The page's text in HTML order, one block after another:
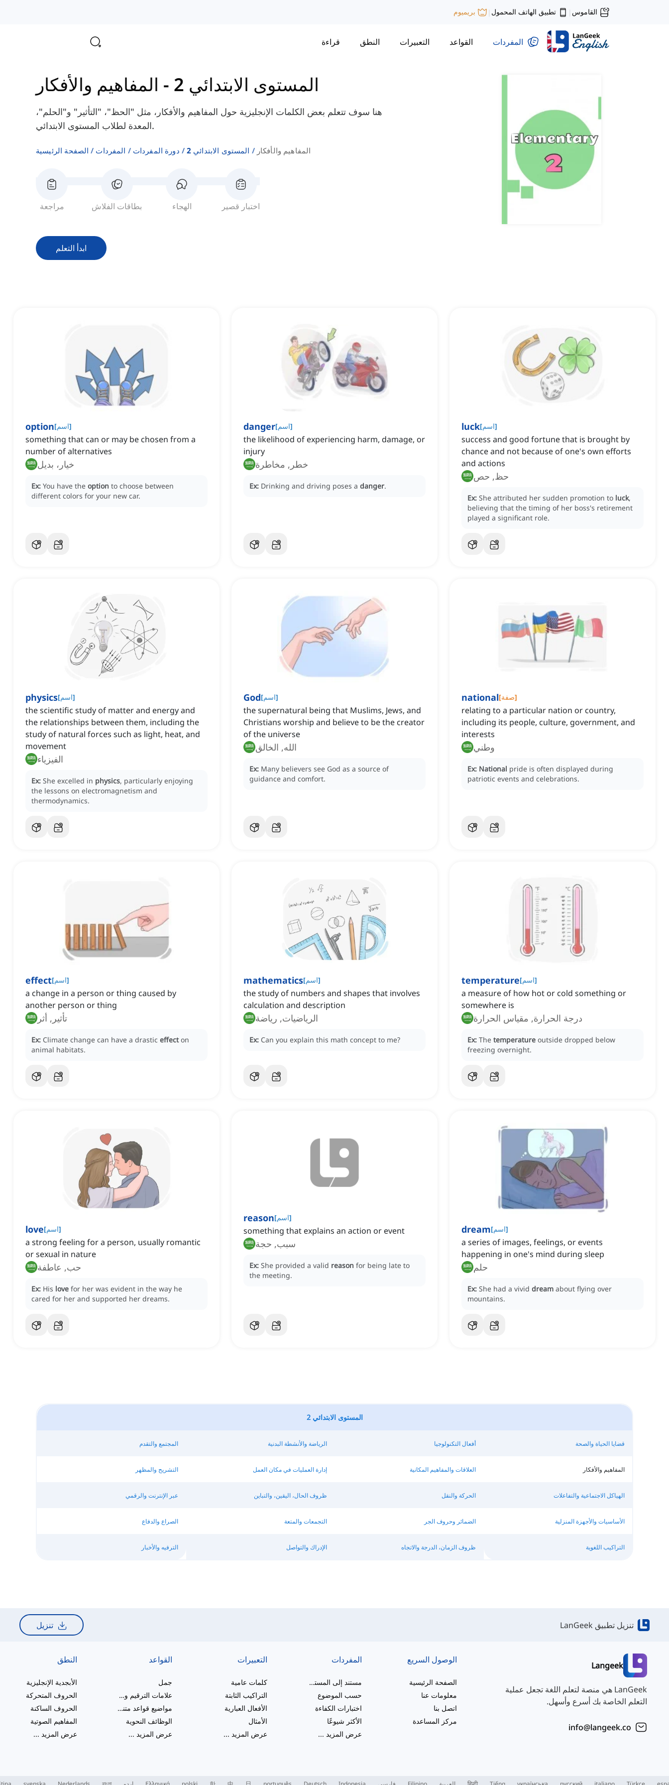
القاموس | تطبيق الهاتف المحمول | بريميوم
المفردات القواعد التعبيرات النطق قراءة
المستوى الابتدائي 2 - المفاهيم والأفكار
هنا سوف تتعلم بعض الكلمات الإنجليزية حول المفاهيم والأفكار، مثل "الحظ"، "التأثير" و"الحلم"،
المعدة لطلاب المستوى الابتدائي.
الصفحة الرئيسية المفردات دورة المفردات المستوى الابتدائي 2 المفاهيم والأفكار
مراجعة بطاقات الفلاش الهجاء اختبار قصير
ابدأ التعلم
option[اسم]
something that can or may be chosen from a
number of alternatives
خيار، بديل
Ex: You have the option to choose between
different colors for your new car.
danger[اسم]
the likelihood of experiencing harm, damage, or
injury
خطر, مخاطرة
Ex: Drinking and driving poses a danger.
luck[اسم]
success and good fortune that is brought by
chance and not because of one's own efforts
and actions
حظ, حص
Ex: She attributed her sudden promotion to luck,
believing that the timing of her boss's retirement
played a significant role.
physics[اسم]
the scientific study of matter and energy and
the relationships between them, including the
study of natural forces such as light, heat, and
movement
الفيزياء
Ex: She excelled in physics, particularly enjoying
the lessons on electromagnetism and
thermodynamics.
God[اسم]
the supernatural being that Muslims, Jews, and
Christians worship and believe to be the creator
of the universe
الله, الخالق
Ex: Many believers see God as a source of
guidance and comfort.
national[صفة]
relating to a particular nation or country,
including its people, culture, government, and
interests
وطني
Ex: National pride is often displayed during
patriotic events and celebrations.
effect[اسم]
a change in a person or thing caused by
another person or thing
تأثير, أثر
Ex: Climate change can have a drastic effect on
animal habitats.
mathematics[اسم]
the study of numbers and shapes that involves
calculation and description
الرياضيات, رياضة
Ex: Can you explain this math concept to me?
temperature[اسم]
a measure of how hot or cold something or
somewhere is
درجة الحرارة, مقياس الحرارة
Ex: The temperature outside dropped below
freezing overnight.
love[اسم]
a strong feeling for a person, usually romantic
or sexual in nature
حب, عاطفة
Ex: His love for her was evident in the way he
cared for her and supported her dreams.
reason[اسم]
something that explains an action or event
سبب, حجة
Ex: She provided a valid reason for being late to
the meeting.
dream[اسم]
a series of images, feelings, or events
happening in one's mind during sleep
حلم
Ex: She had a vivid dream about flying over
mountains.
المستوى الابتدائي 2
المجتمع والتقدم الرياضة والأنشطة البدنية أفعال التكنولوجيا قضايا الحياة والصحة
التشريح والمظهر إدارة العمليات في مكان العمل العلاقات والمفاهيم المكانية المفاهيم والأفكار
عبر الإنترنت والرقمي ظروف الحال، اليقين، والتباين الحركة والنقل الهياكل الاجتماعية والتفاعلات
الصراع والدفاع التجمعات والمتعة الضمائر وحروف الجر الأساسيات والأجهزة المنزلية
الترفيه والأخبار الإدراك والتواصل ظروف الزمان، الدرجة والاتجاه التراكيب اللغوية
تنزيل تطبيق LanGeek تنزيل
Langeek
LanGeek هي منصة لتعلم اللغة تجعل عملية
التعلم الخاصة بك أسرع وأسهل.
info@langeek.co
الوصول السريع
الصفحة الرئيسية
معلومات عنا
اتصل بنا
مركز المساعدة
المفردات
مستند إلى المستوى
حسب الموضوع
اختبارات الكفاءة
الأكثر شيوعًا
عرض المزيد...
التعبيرات
كلمات عامية
التراكيب الثابتة
الأفعال العبارية
الأمثال
عرض المزيد ...
القواعد
جمل
علامات الترقيم والإملاء
مواضيع قواعد متنوعة
الوظائف النحوية
عرض المزيد ...
النطق
الأبجدية الإنجليزية
الحروف المتحركة
الحروف الساكنة
المفاهيم الصوتية
عرض المزيد ...